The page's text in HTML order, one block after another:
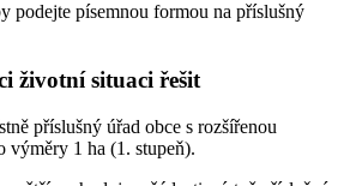
podejte písemnou formou na příslušný
životní situaci řešit
příslušný úřad obce s rozšířenou
výměry 1 ha (1. stupeň).